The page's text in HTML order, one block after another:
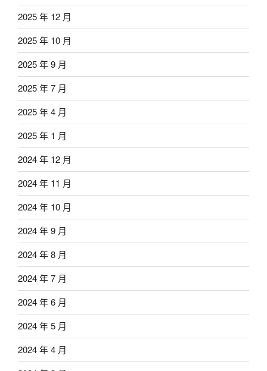
2025 年 12 月
2025 年 10 月
2025 年 9 月
2025 年 7 月
2025 年 4 月
2025 年 1 月
2024 年 12 月
2024 年 11 月
2024 年 10 月
2024 年 9 月
2024 年 8 月
2024 年 7 月
2024 年 6 月
2024 年 5 月
2024 年 4 月